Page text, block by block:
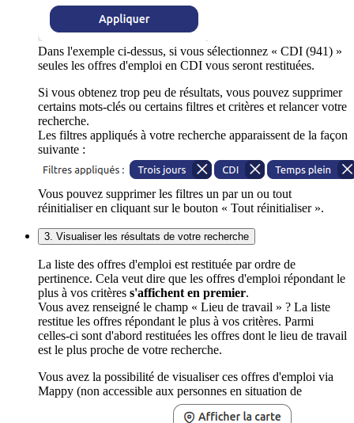
Dans l'exemple ci-dessus, si vous sélectionnez « CDI (941) »
seules les offres d'emploi en CDI vous seront restituées.
Si vous obtenez trop peu de résultats, vous pouvez supprimer
certains mots-clés ou certains filtres et critères et relancer votre
recherche.
Les filtres appliqués à votre recherche apparaissent de la façon
suivante :
Vous pouvez supprimer les filtres un par un ou tout
réinitialiser en cliquant sur le bouton « Tout réinitialiser ».
3. Visualiser les résultats de votre recherche
La liste des offres d'emploi est restituée par ordre de
pertinence. Cela veut dire que les offres d'emploi répondant le
plus à vos critères s'affichent en premier.
Vous avez renseigné le champ « Lieu de travail » ? La liste
restitue les offres répondant le plus à vos critères. Parmi
celles-ci sont d'abord restituées les offres dont le lieu de travail
est le plus proche de votre recherche.
Vous avez la possibilité de visualiser ces offres d'emploi via
Mappy (non accessible aux personnes en situation de